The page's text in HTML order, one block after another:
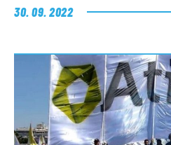
30. 09. 2022